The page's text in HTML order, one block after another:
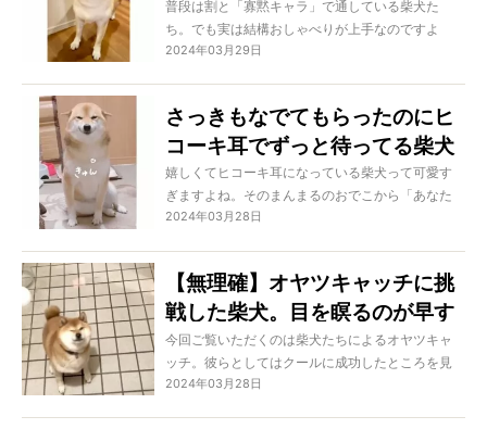
いるでしょ【動画】
普段は割と「寡黙キャラ」で通している柴犬た
ち。でも実は結構おしゃべりが上手なのですよ
ね。人間のようにお返事をする子もいれば、マシ
2024年03月29日
さっきもなでてもらったのにヒ
コーキ耳でずっと待ってる柴犬
にきゅん【動画】
嬉しくてヒコーキ耳になっている柴犬って可愛す
ぎますよね。そのまんまるのおでこから「あなた
のことが好き！」という気持ちがあふれていて、
2024年03月28日
【無理確】オヤツキャッチに挑
戦した柴犬。目を瞑るのが早す
ぎて笑った【動画】
今回ご覧いただくのは柴犬たちによるオヤツキャ
ッチ。彼らとしてはクールに成功したところを見
てほしいでしょうけれど、我々としては可愛く失
2024年03月28日